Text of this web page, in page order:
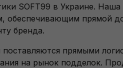
SOFT99 в Украине.
обеспечивающим прямой
бренда.
поставляются прямыми
на рынок подделок.